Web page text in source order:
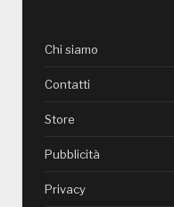
Chi siamo
Contatti
Store
Pubblicità
Privacy